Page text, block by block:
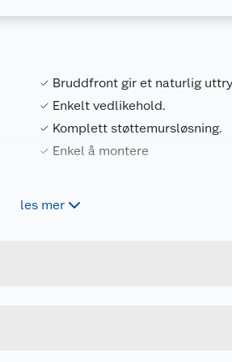
Bruddfront gir et naturlig
Enkelt vedlikehold.
Komplett støttemursløsning.
Enkel å montere
les merForpakningsmål